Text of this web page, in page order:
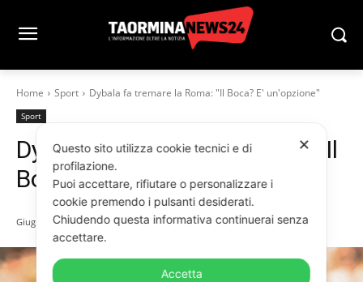
Home Sport Dybala fa tremare la Roma: "Il Boca? E' un'opzione"
Sport
Dybala fa tremare la Roma: “Il
Boca? E’ un’opzione”
Giugno 13, 2026
✕
Questo sito utilizza cookie tecnici e di
profilazione.
Puoi accettare, rifiutare o personalizzare i
cookie premendo i pulsanti desiderati.
Chiudendo questa informativa continuerai senza
accettare.
Accetta